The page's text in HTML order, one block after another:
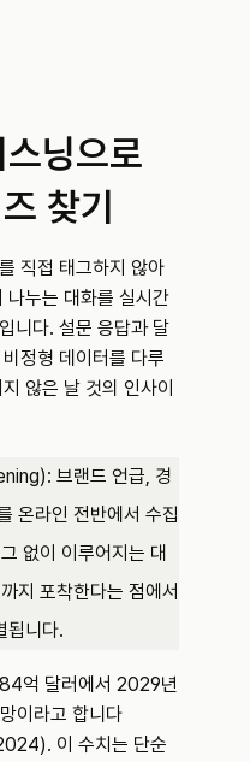
닝으로
찾기
직접 태그하지 않아
나누는 대화를 실시간
니다. 설문 응답과 달
정형 데이터를 다루
않은 날 것의 인사이
브랜드 언급, 경
온라인 전반에서 수집
없이 이루어지는 대
지 포착한다는 점에서
됩니다.
억 달러에서 2029년
이라고 합니다
이 수치는 단순